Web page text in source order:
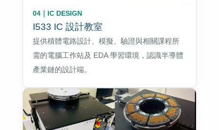
04｜IC DESIGN
I533 IC 設計教室
提供積體電路設計、模擬、驗證與相關課程所
需的電腦工作站及 EDA 學習環境，認識半導體
產業鏈的設計端。